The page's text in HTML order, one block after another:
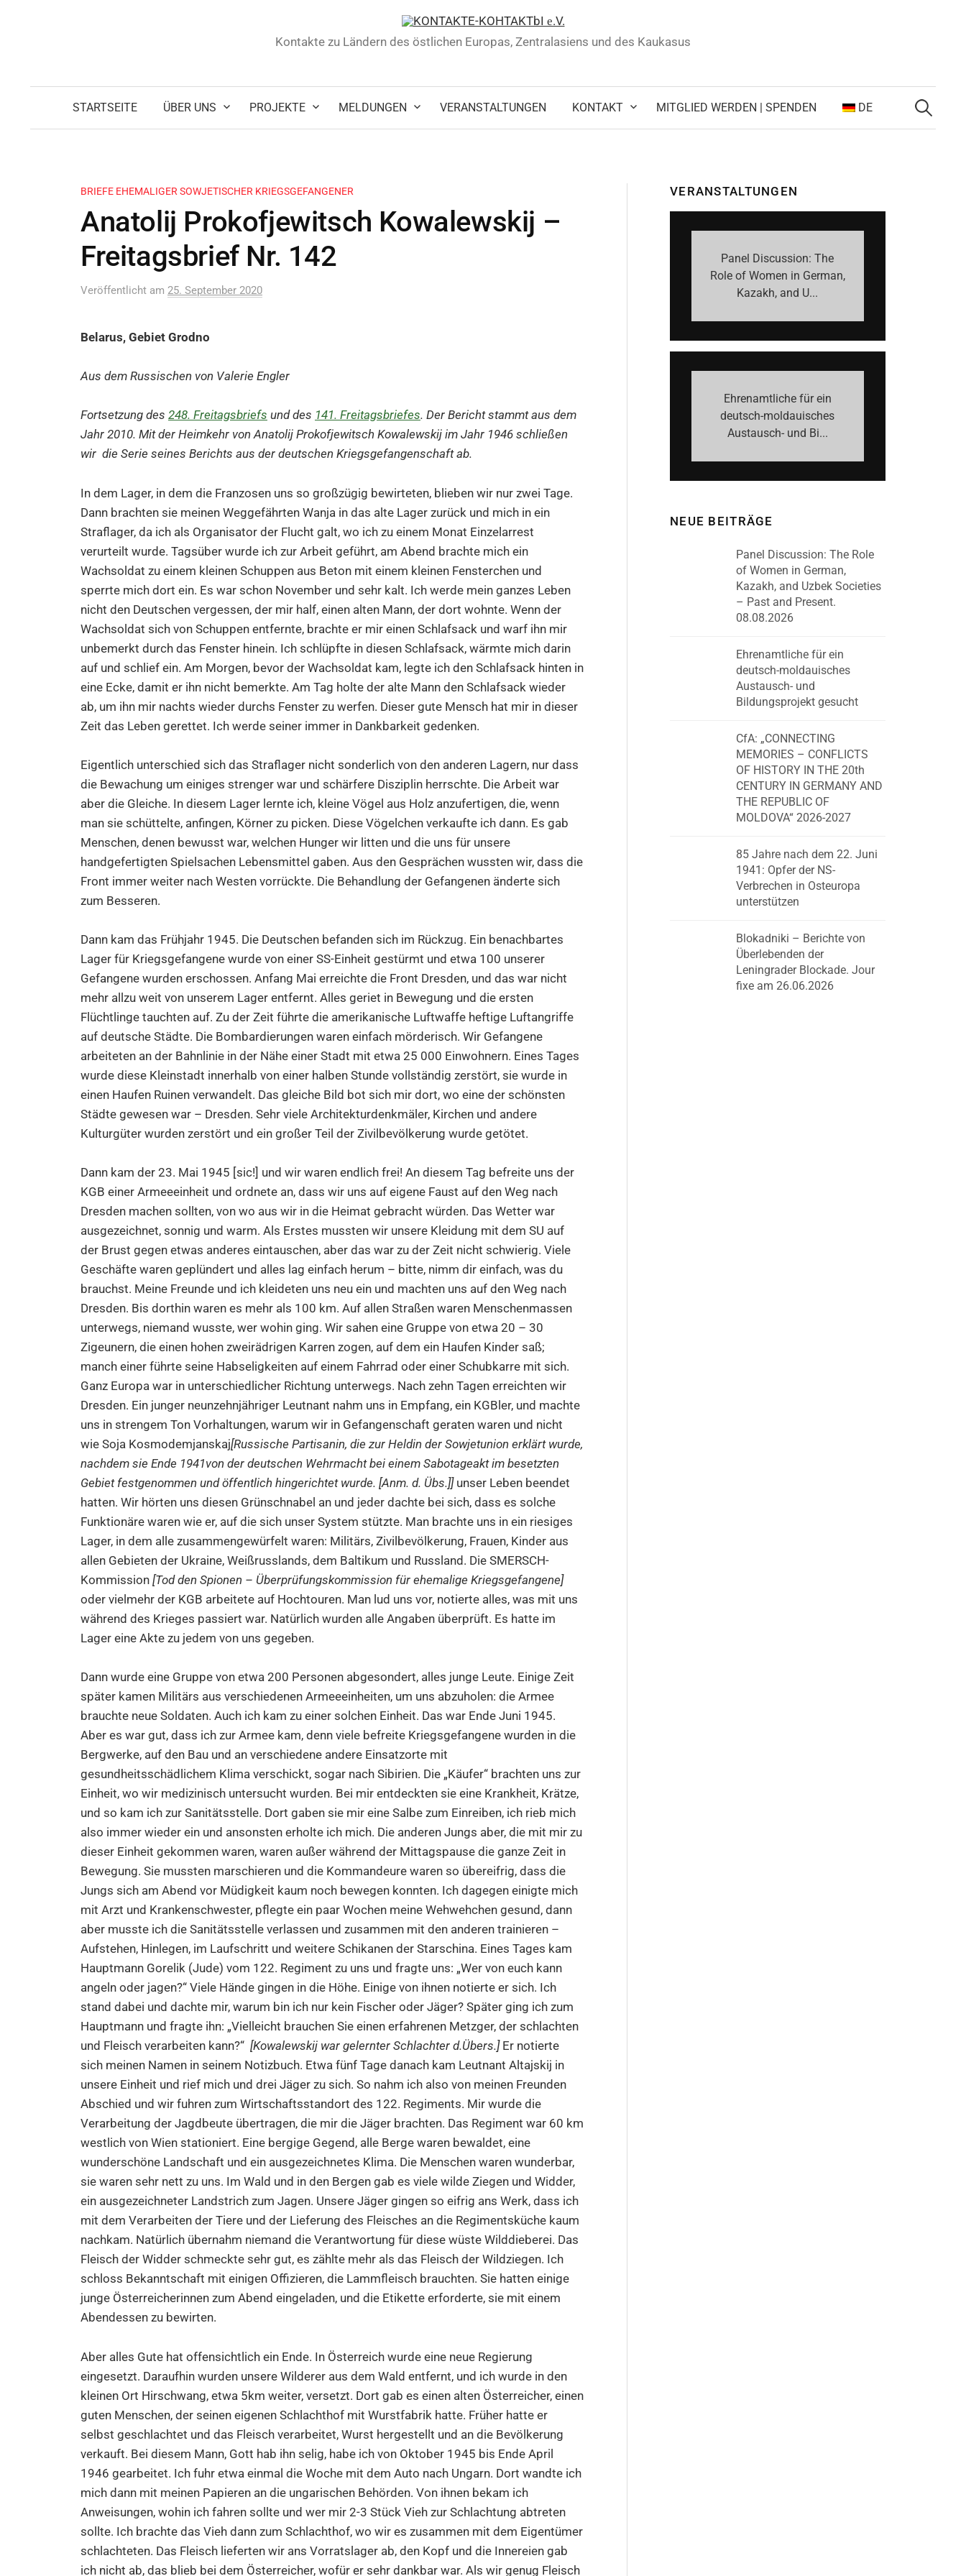
Kontakte zu Ländern des östlichen Europas, Zentralasiens und des Kaukasus
STARTSEITE ÜBER UNS PROJEKTE MELDUNGEN VERANSTALTUNGEN KONTAKT MITGLIED WERDEN | SPENDEN DE
Suchen
nach:
BRIEFE EHEMALIGER SOWJETISCHER KRIEGSGEFANGENER
Anatolij Prokofjewitsch Kowalewskij –
Freitagsbrief Nr. 142
Veröffentlicht am 25. September 2020
Belarus, Gebiet Grodno
Aus dem Russischen von Valerie Engler
Fortsetzung des 248. Freitagsbriefs und des 141. Freitagsbriefes. Der Bericht stammt aus dem
Jahr 2010. Mit der Heimkehr von Anatolij Prokofjewitsch Kowalewskij im Jahr 1946 schließen
wir die Serie seines Berichts aus der deutschen Kriegsgefangenschaft ab.
In dem Lager, in dem die Franzosen uns so großzügig bewirteten, blieben wir nur zwei Tage.
Dann brachten sie meinen Weggefährten Wanja in das alte Lager zurück und mich in ein
Straflager, da ich als Organisator der Flucht galt, wo ich zu einem Monat Einzelarrest
verurteilt wurde. Tagsüber wurde ich zur Arbeit geführt, am Abend brachte mich ein
Wachsoldat zu einem kleinen Schuppen aus Beton mit einem kleinen Fensterchen und
sperrte mich dort ein. Es war schon November und sehr kalt. Ich werde mein ganzes Leben
nicht den Deutschen vergessen, der mir half, einen alten Mann, der dort wohnte. Wenn der
Wachsoldat sich von Schuppen entfernte, brachte er mir einen Schlafsack und warf ihn mir
unbemerkt durch das Fenster hinein. Ich schlüpfte in diesen Schlafsack, wärmte mich darin
auf und schlief ein. Am Morgen, bevor der Wachsoldat kam, legte ich den Schlafsack hinten in
eine Ecke, damit er ihn nicht bemerkte. Am Tag holte der alte Mann den Schlafsack wieder
ab, um ihn mir nachts wieder durchs Fenster zu werfen. Dieser gute Mensch hat mir in dieser
Zeit das Leben gerettet. Ich werde seiner immer in Dankbarkeit gedenken.
Eigentlich unterschied sich das Straflager nicht sonderlich von den anderen Lagern, nur dass
die Bewachung um einiges strenger war und schärfere Disziplin herrschte. Die Arbeit war
aber die Gleiche. In diesem Lager lernte ich, kleine Vögel aus Holz anzufertigen, die, wenn
man sie schüttelte, anfingen, Körner zu picken. Diese Vögelchen verkaufte ich dann. Es gab
Menschen, denen bewusst war, welchen Hunger wir litten und die uns für unsere
handgefertigten Spielsachen Lebensmittel gaben. Aus den Gesprächen wussten wir, dass die
Front immer weiter nach Westen vorrückte. Die Behandlung der Gefangenen änderte sich
zum Besseren.
Dann kam das Frühjahr 1945. Die Deutschen befanden sich im Rückzug. Ein benachbartes
Lager für Kriegsgefangene wurde von einer SS-Einheit gestürmt und etwa 100 unserer
Gefangene wurden erschossen. Anfang Mai erreichte die Front Dresden, und das war nicht
mehr allzu weit von unserem Lager entfernt. Alles geriet in Bewegung und die ersten
Flüchtlinge tauchten auf. Zu der Zeit führte die amerikanische Luftwaffe heftige Luftangriffe
auf deutsche Städte. Die Bombardierungen waren einfach mörderisch. Wir Gefangene
arbeiteten an der Bahnlinie in der Nähe einer Stadt mit etwa 25 000 Einwohnern. Eines Tages
wurde diese Kleinstadt innerhalb von einer halben Stunde vollständig zerstört, sie wurde in
einen Haufen Ruinen verwandelt. Das gleiche Bild bot sich mir dort, wo eine der schönsten
Städte gewesen war – Dresden. Sehr viele Architekturdenkmäler, Kirchen und andere
Kulturgüter wurden zerstört und ein großer Teil der Zivilbevölkerung wurde getötet.
Dann kam der 23. Mai 1945 [sic!] und wir waren endlich frei! An diesem Tag befreite uns der
KGB einer Armeeeinheit und ordnete an, dass wir uns auf eigene Faust auf den Weg nach
Dresden machen sollten, von wo aus wir in die Heimat gebracht würden. Das Wetter war
ausgezeichnet, sonnig und warm. Als Erstes mussten wir unsere Kleidung mit dem SU auf
der Brust gegen etwas anderes eintauschen, aber das war zu der Zeit nicht schwierig. Viele
Geschäfte waren geplündert und alles lag einfach herum – bitte, nimm dir einfach, was du
brauchst. Meine Freunde und ich kleideten uns neu ein und machten uns auf den Weg nach
Dresden. Bis dorthin waren es mehr als 100 km. Auf allen Straßen waren Menschenmassen
unterwegs, niemand wusste, wer wohin ging. Wir sahen eine Gruppe von etwa 20 – 30
Zigeunern, die einen hohen zweirädrigen Karren zogen, auf dem ein Haufen Kinder saß;
manch einer führte seine Habseligkeiten auf einem Fahrrad oder einer Schubkarre mit sich.
Ganz Europa war in unterschiedlicher Richtung unterwegs. Nach zehn Tagen erreichten wir
Dresden. Ein junger neunzehnjähriger Leutnant nahm uns in Empfang, ein KGBler, und machte
uns in strengem Ton Vorhaltungen, warum wir in Gefangenschaft geraten waren und nicht
wie Soja Kosmodemjanskaj[Russische Partisanin, die zur Heldin der Sowjetunion erklärt wurde,
nachdem sie Ende 1941von der deutschen Wehrmacht bei einem Sabotageakt im besetzten
Gebiet festgenommen und öffentlich hingerichtet wurde. [Anm. d. Übs.]]unser Leben beendet
hatten. Wir hörten uns diesen Grünschnabel an und jeder dachte bei sich, dass es solche
Funktionäre waren wie er, auf die sich unser System stützte. Man brachte uns in ein riesiges
Lager, in dem alle zusammengewürfelt waren: Militärs, Zivilbevölkerung, Frauen, Kinder aus
allen Gebieten der Ukraine, Weißrusslands, dem Baltikum und Russland. Die SMERSCH-
Kommission [Tod den Spionen – Überprüfungskommission für ehemalige Kriegsgefangene]
oder vielmehr der KGB arbeitete auf Hochtouren. Man lud uns vor, notierte alles, was mit uns
während des Krieges passiert war. Natürlich wurden alle Angaben überprüft. Es hatte im
Lager eine Akte zu jedem von uns gegeben.
Dann wurde eine Gruppe von etwa 200 Personen abgesondert, alles junge Leute. Einige Zeit
später kamen Militärs aus verschiedenen Armeeeinheiten, um uns abzuholen: die Armee
brauchte neue Soldaten. Auch ich kam zu einer solchen Einheit. Das war Ende Juni 1945.
Aber es war gut, dass ich zur Armee kam, denn viele befreite Kriegsgefangene wurden in die
Bergwerke, auf den Bau und an verschiedene andere Einsatzorte mit
gesundheitsschädlichem Klima verschickt, sogar nach Sibirien. Die „Käufer“ brachten uns zur
Einheit, wo wir medizinisch untersucht wurden. Bei mir entdeckten sie eine Krankheit, Krätze,
und so kam ich zur Sanitätsstelle. Dort gaben sie mir eine Salbe zum Einreiben, ich rieb mich
also immer wieder ein und ansonsten erholte ich mich. Die anderen Jungs aber, die mit mir zu
dieser Einheit gekommen waren, waren außer während der Mittagspause die ganze Zeit in
Bewegung. Sie mussten marschieren und die Kommandeure waren so übereifrig, dass die
Jungs sich am Abend vor Müdigkeit kaum noch bewegen konnten. Ich dagegen einigte mich
mit Arzt und Krankenschwester, pflegte ein paar Wochen meine Wehwehchen gesund, dann
aber musste ich die Sanitätsstelle verlassen und zusammen mit den anderen trainieren –
Aufstehen, Hinlegen, im Laufschritt und weitere Schikanen der Starschina. Eines Tages kam
Hauptmann Gorelik (Jude) vom 122. Regiment zu uns und fragte uns: „Wer von euch kann
angeln oder jagen?“ Viele Hände gingen in die Höhe. Einige von ihnen notierte er sich. Ich
stand dabei und dachte mir, warum bin ich nur kein Fischer oder Jäger? Später ging ich zum
Hauptmann und fragte ihn: „Vielleicht brauchen Sie einen erfahrenen Metzger, der schlachten
und Fleisch verarbeiten kann?“ [Kowalewskij war gelernter Schlachter d.Übers.]Er notierte
sich meinen Namen in seinem Notizbuch. Etwa fünf Tage danach kam Leutnant Altajskij in
unsere Einheit und rief mich und drei Jäger zu sich. So nahm ich also von meinen Freunden
Abschied und wir fuhren zum Wirtschaftsstandort des 122. Regiments. Mir wurde die
Verarbeitung der Jagdbeute übertragen, die mir die Jäger brachten. Das Regiment war 60 km
westlich von Wien stationiert. Eine bergige Gegend, alle Berge waren bewaldet, eine
wunderschöne Landschaft und ein ausgezeichnetes Klima. Die Menschen waren wunderbar,
sie waren sehr nett zu uns. Im Wald und in den Bergen gab es viele wilde Ziegen und Widder,
ein ausgezeichneter Landstrich zum Jagen. Unsere Jäger gingen so eifrig ans Werk, dass ich
mit dem Verarbeiten der Tiere und der Lieferung des Fleisches an die Regimentsküche kaum
nachkam. Natürlich übernahm niemand die Verantwortung für diese wüste Wilddieberei. Das
Fleisch der Widder schmeckte sehr gut, es zählte mehr als das Fleisch der Wildziegen. Ich
schloss Bekanntschaft mit einigen Offizieren, die Lammfleisch brauchten. Sie hatten einige
junge Österreicherinnen zum Abend eingeladen, und die Etikette erforderte, sie mit einem
Abendessen zu bewirten.
Aber alles Gute hat offensichtlich ein Ende. In Österreich wurde eine neue Regierung
eingesetzt. Daraufhin wurden unsere Wilderer aus dem Wald entfernt, und ich wurde in den
kleinen Ort Hirschwang, etwa 5km weiter, versetzt. Dort gab es einen alten Österreicher, einen
guten Menschen, der seinen eigenen Schlachthof mit Wurstfabrik hatte. Früher hatte er
selbst geschlachtet und das Fleisch verarbeitet, Wurst hergestellt und an die Bevölkerung
verkauft. Bei diesem Mann, Gott hab ihn selig, habe ich von Oktober 1945 bis Ende April
1946 gearbeitet. Ich fuhr etwa einmal die Woche mit dem Auto nach Ungarn. Dort wandte ich
mich dann mit meinen Papieren an die ungarischen Behörden. Von ihnen bekam ich
Anweisungen, wohin ich fahren sollte und wer mir 2-3 Stück Vieh zur Schlachtung abtreten
sollte. Ich brachte das Vieh dann zum Schlachthof, wo wir es zusammen mit dem Eigentümer
schlachteten. Das Fleisch lieferten wir ans Vorratslager ab, den Kopf und die Innereien gab
ich nicht ab, das blieb bei dem Österreicher, wofür er sehr dankbar war. Als wir genug Fleisch
VERANSTALTUNGEN
Panel Discussion: The
Role of Women in German,
Kazakh, and U...
Ehrenamtliche für ein
deutsch-moldauisches
Austausch- und Bi...
NEUE BEITRÄGE
Panel Discussion: The Role
of Women in German,
Kazakh, and Uzbek Societies
– Past and Present.
08.08.2026
Ehrenamtliche für ein
deutsch-moldauisches
Austausch- und
Bildungsprojekt gesucht
CfA: „CONNECTING
MEMORIES – CONFLICTS
OF HISTORY IN THE 20th
CENTURY IN GERMANY AND
THE REPUBLIC OF
MOLDOVA“ 2026-2027
85 Jahre nach dem 22. Juni
1941: Opfer der NS-
Verbrechen in Osteuropa
unterstützen
Blokadniki – Berichte von
Überlebenden der
Leningrader Blockade. Jour
fixe am 26.06.2026